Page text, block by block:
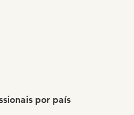
por país